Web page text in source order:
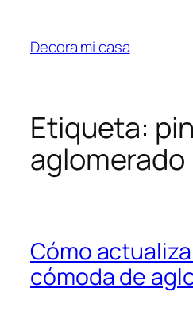
contenido
Decora mi casa
Etiqueta:
aglomerado
Cómo
cómoda de